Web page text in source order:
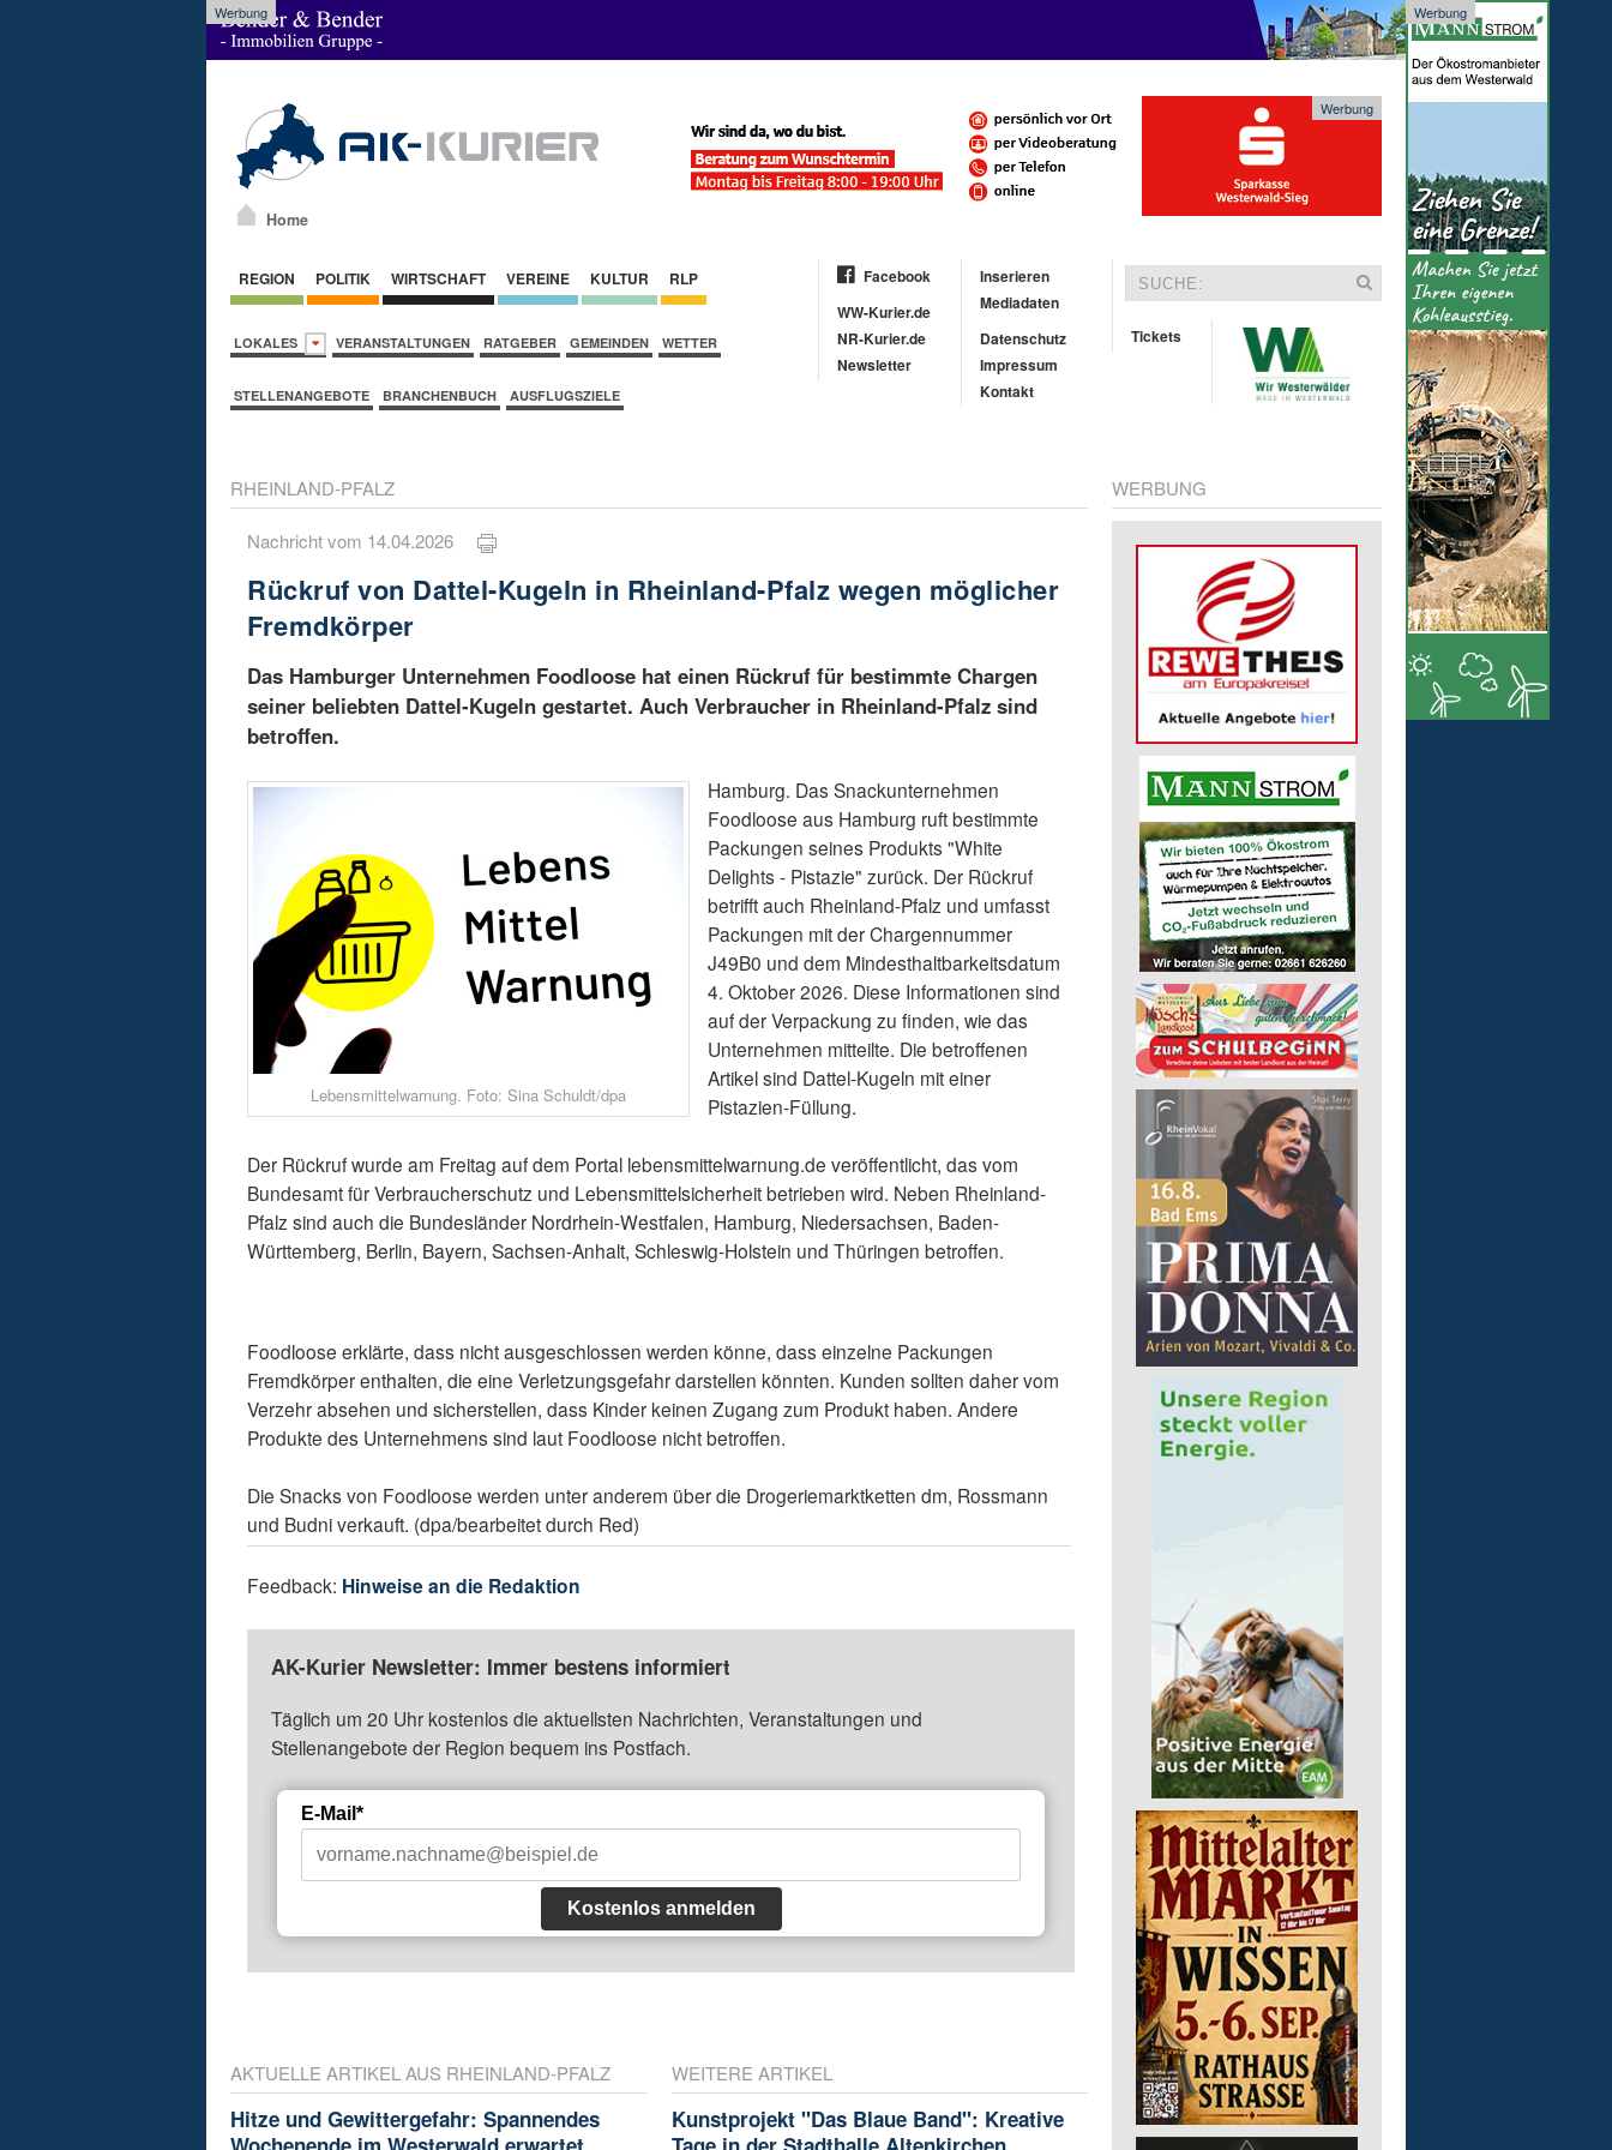
Werbung Werbung
Home
Werbung
REGION POLITIK WIRTSCHAFT VEREINE KULTUR RLP
LOKALES VERANSTALTUNGEN RATGEBER GEMEINDEN WETTER
STELLENANGEBOTE BRANCHENBUCH AUSFLUGSZIELE
Facebook
WW-Kurier.de
NR-Kurier.de
Newsletter
Inserieren
Mediadaten
Datenschutz
Impressum
Kontakt
Tickets
RHEINLAND-PFALZ
Nachricht vom 14.04.2026
Rückruf von Dattel-Kugeln in Rheinland-Pfalz wegen möglicher
Fremdkörper
Das Hamburger Unternehmen Foodloose hat einen Rückruf für bestimmte Chargen
seiner beliebten Dattel-Kugeln gestartet. Auch Verbraucher in Rheinland-Pfalz sind
betroffen.
Lebensmittelwarnung. Foto: Sina Schuldt/dpa
Hamburg. Das Snackunternehmen
Foodloose aus Hamburg ruft bestimmte
Packungen seines Produkts "White
Delights - Pistazie" zurück. Der Rückruf
betrifft auch Rheinland-Pfalz und umfasst
Packungen mit der Chargennummer
J49B0 und dem Mindesthaltbarkeitsdatum
4. Oktober 2026. Diese Informationen sind
auf der Verpackung zu finden, wie das
Unternehmen mitteilte. Die betroffenen
Artikel sind Dattel-Kugeln mit einer
Pistazien-Füllung.
Der Rückruf wurde am Freitag auf dem Portal lebensmittelwarnung.de veröffentlicht, das vom
Bundesamt für Verbraucherschutz und Lebensmittelsicherheit betrieben wird. Neben Rheinland-
Pfalz sind auch die Bundesländer Nordrhein-Westfalen, Hamburg, Niedersachsen, Baden-
Württemberg, Berlin, Bayern, Sachsen-Anhalt, Schleswig-Holstein und Thüringen betroffen.
Foodloose erklärte, dass nicht ausgeschlossen werden könne, dass einzelne Packungen
Fremdkörper enthalten, die eine Verletzungsgefahr darstellen könnten. Kunden sollten daher vom
Verzehr absehen und sicherstellen, dass Kinder keinen Zugang zum Produkt haben. Andere
Produkte des Unternehmens sind laut Foodloose nicht betroffen.
Die Snacks von Foodloose werden unter anderem über die Drogeriemarktketten dm, Rossmann
und Budni verkauft. (dpa/bearbeitet durch Red)
Feedback: Hinweise an die Redaktion
AK-Kurier Newsletter: Immer bestens informiert
Täglich um 20 Uhr kostenlos die aktuellsten Nachrichten, Veranstaltungen und
Stellenangebote der Region bequem ins Postfach.
E-Mail*
Kostenlos anmelden
AKTUELLE ARTIKEL AUS RHEINLAND-PFALZ
Hitze und Gewittergefahr: Spannendes
WEITERE ARTIKEL
Kunstprojekt "Das Blaue Band": Kreative
WERBUNG